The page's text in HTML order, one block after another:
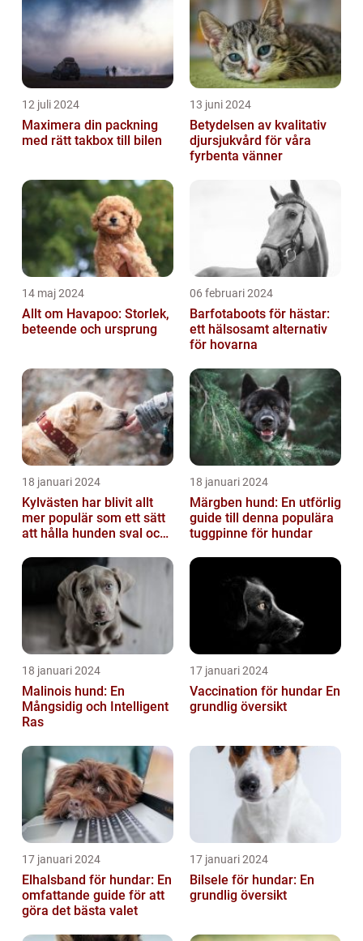
12 juli 2024
Maximera din packning
med rätt takbox till bilen
13 juni 2024
Betydelsen av kvalitativ
djursjukvård för våra
fyrbenta vänner
14 maj 2024
Allt om Havapoo: Storlek,
beteende och ursprung
06 februari 2024
Barfotaboots för hästar:
ett hälsosamt alternativ
för hovarna
18 januari 2024
Kylvästen har blivit allt
mer populär som ett sätt
att hålla hunden sval och
väde...
18 januari 2024
Märgben hund: En utförlig
guide till denna populära
tuggpinne för hundar
18 januari 2024
Malinois hund: En
Mångsidig och Intelligent
Ras
17 januari 2024
Vaccination för hundar En
grundlig översikt
17 januari 2024
Elhalsband för hundar: En
omfattande guide för att
göra det bästa valet
17 januari 2024
Bilsele för hundar: En
grundlig översikt